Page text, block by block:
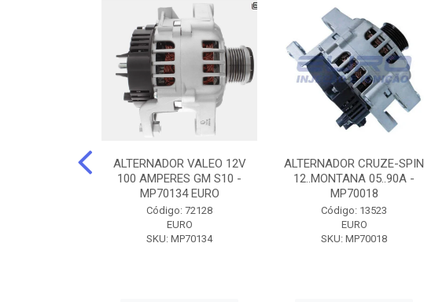
ALTERNADOR VALEO 12V
100 AMPERES GM S10 -
MP70134 EURO
Código: 72128
EURO
SKU: MP70134
ALTERNADOR CRUZE-SPIN
12..MONTANA 05..90A -
MP70018
Código: 13523
EURO
SKU: MP70018